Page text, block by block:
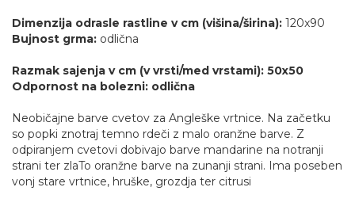
Dimenzija odrasle rastline v cm (višina/širina): 120x90
Bujnost grma: odlična
Razmak sajenja v cm (v vrsti/med vrstami): 50x50
Odpornost na bolezni: odlična
Neobičajne barve cvetov za Angleške vrtnice. Na začetku
so popki znotraj temno rdeči z malo oranžne barve. Z
odpiranjem cvetovi dobivajo barve mandarine na notranji
strani ter zlaTo oranžne barve na zunanji strani. Ima poseben
vonj stare vrtnice, hruške, grozdja ter citrusi